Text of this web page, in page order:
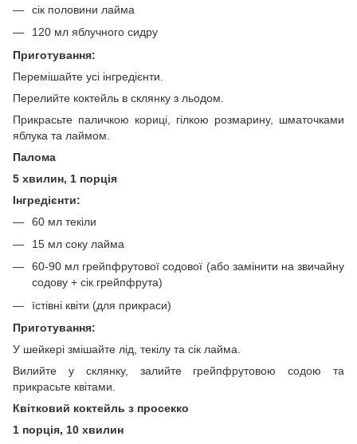
сік половини лайма
120 мл яблучного сидру
Приготування:
Перемішайте усі інгредієнти.
Перелийте коктейль в склянку з льодом.
Прикрасьте паличкою кориці, гілкою розмарину, шматочками
яблука та лаймом.
Палома
5 хвилин, 1 порція
Інгредієнти:
60 мл текіли
15 мл соку лайма
60-90 мл грейпфрутової содової (або замінити на звичайну
содову + сік грейпфрута)
їстівні квіти (для прикраси)
Приготування:
У шейкері змішайте лід, текілу та сік лайма.
Вилийте у склянку, залийте грейпфрутовою содою та
прикрасьте квітами.
Квітковий коктейль з просекко
1 порція, 10 хвилин